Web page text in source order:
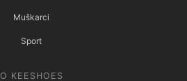
Muškarci
Sport
O KEESHOES